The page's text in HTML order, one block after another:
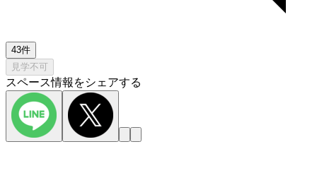
43件
見学不可
スペース情報をシェアする